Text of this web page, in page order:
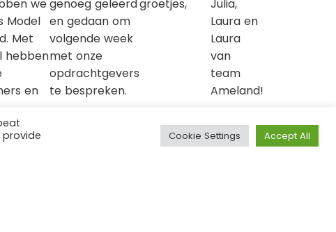
we
Model
Met
hebben
en
een
genoeg geleerd
en gedaan om
volgende week
met onze
opdrachtgevers
te bespreken.
groetjes,
Julia,
Laura en
Laura
van
team
Ameland!
provide
Cookie Settings Accept All